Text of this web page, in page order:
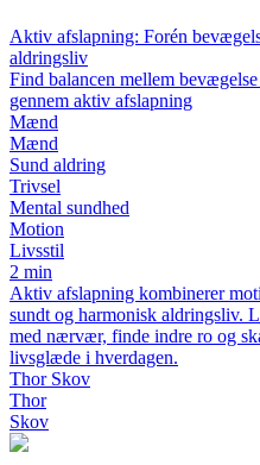
Aktiv afslapning: Forén
aldringsliv
Find balancen mellem
gennem aktiv afslapning
Mænd
Mænd
Sund aldring
Trivsel
Mental sundhed
Motion
Livsstil
2 min
Aktiv afslapning kombinerer
sundt og harmonisk aldringsliv.
med nærvær, finde indre ro og
livsglæde i hverdagen.
Thor Skov
Thor
Skov